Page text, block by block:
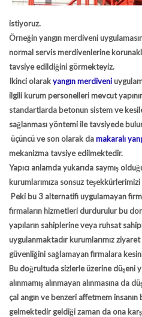
istiyoruz.
Örneğin yangın merdiveni
normal servis merdivenlerine
tavsiye edildiğini görmekteyiz.
Ikinci olarakyangın merdiveni
ilgili kurum personelleri mevcut
standartlarda betonun sistem ve
sağlanması yöntemi ile tavsiyede
üçüncü ve son olarak damakaralı
mekanizma tavsiye edilmektedir.
Yapıcı anlamda yukarıda saymış
kurumlarımıza sonsuz
Peki bu 3 alternatifi uygulamayan
firmaların hizmetleri durdurulur bu
yapıların sahiplerine veya ruhsat
uygulanmaktadır kurumlarımız
güvenliğini sağlamayan firmalara
Bu doğrultuda sizlerle üzerine düşeni
alınmamış alınmayan alınmasına da
çal angın ve benzeri affetmem
gelmektedir geldiği zaman da ona